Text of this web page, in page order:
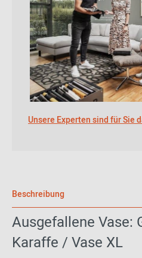
Unsere Experten sind für Sie
Beschreibung
Ausgefallene Vase:
Karaffe / Vase XL